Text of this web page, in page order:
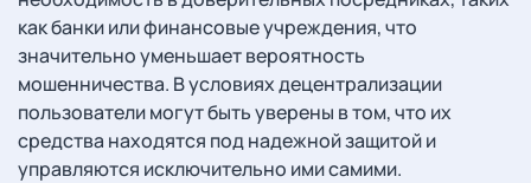
как банки или финансовые учреждения, что
значительно уменьшает вероятность
мошенничества. В условиях децентрализации
пользователи могут быть уверены в том, что их
средства находятся под надежной защитой и
управляются исключительно ими самими.